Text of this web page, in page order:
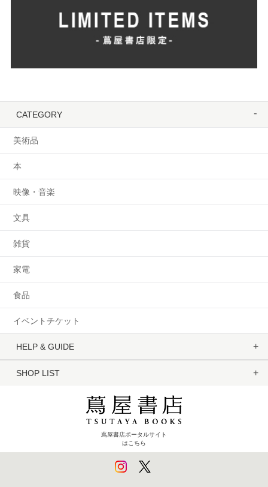
CATEGORY
美術品
本
映像・音楽
文具
雑貨
家電
食品
イベントチケット
HELP & GUIDE
SHOP LIST
蔦屋書店ポータルサイト
はこちら